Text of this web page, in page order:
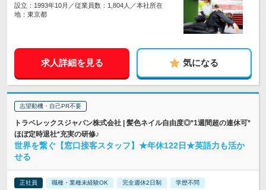
設立：1993年10月／従業員数：1,804人／本社所在
地：東京都
求人詳細を見る 気になる
志望動機・自己PR不要
トラベレックスジャパン株式会社 | 髪色ネイル自由度◎*1週間超の連休可*
ほぼ定時退社*充実の研修♪
世界を繋ぐ【窓口接客スタッフ】★年休122日★英語力も活か
せる
正社員 職種・業種未経験OK 完全週休2日制 学歴不問